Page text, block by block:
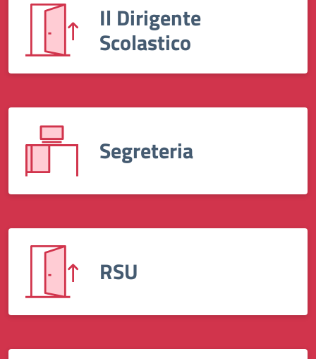
Il Dirigente
Scolastico
Segreteria
RSU